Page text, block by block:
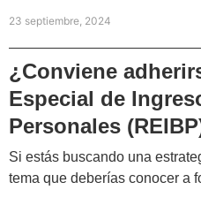
23 septiembre, 2024
¿Conviene
Especial de
Personales
Si estás buscando una
tema que deberías conocer a